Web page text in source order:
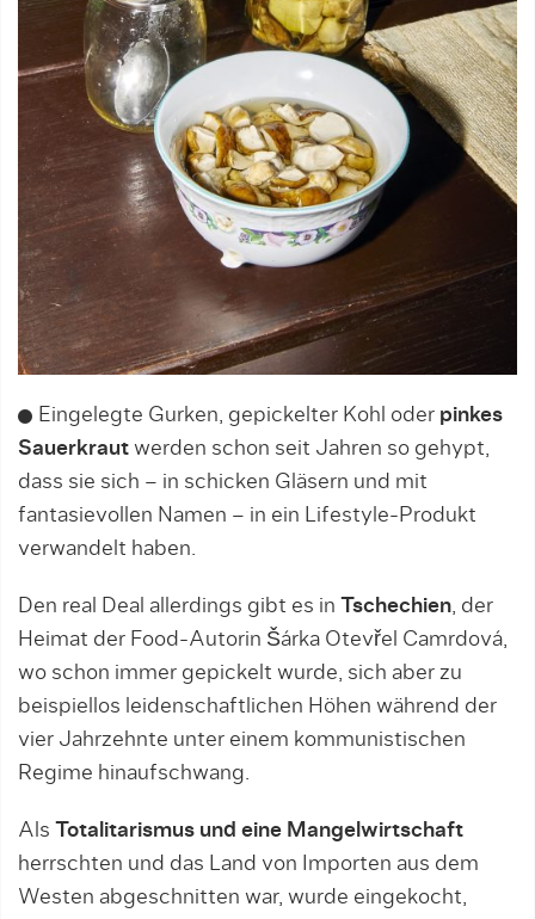
Eingelegte Gurken, gepickelter Kohl oder pinkes
Sauerkraut werden schon seit Jahren so gehypt,
dass sie sich – in schicken Gläsern und mit
fantasievollen Namen – in ein Lifestyle-Produkt
verwandelt haben.
Den real Deal allerdings gibt es in Tschechien, der
Heimat der Food-Autorin Šárka Otevřel Camrdová,
wo schon immer gepickelt wurde, sich aber zu
beispiellos leidenschaftlichen Höhen während der
vier Jahrzehnte unter einem kommunistischen
Regime hinaufschwang.
Als Totalitarismus und eine Mangelwirtschaft
herrschten und das Land von Importen aus dem
Westen abgeschnitten war, wurde eingekocht,